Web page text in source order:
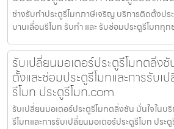
ช่างรับทำประตูรีโมทภาษีเจริญ บริการติดตั้งปร
บานเลื่อนรีโมท รับทำ และ รับซ่อมประตูรีโมททุ
รับเปลี่ยนมอเตอร์ประตูรีโมทตลิ่ง
ตั้งและซ่อมประตูรีโมทและการรับเ
รีโมท ประตูรีโมท.com
รับเปลี่ยนมอเตอร์ประตูรีโมทตลิ่งชัน มั่นใจในบ
รีโมทและการรับเปลี่ยนมอเตอร์ประตูรีโมท ประ